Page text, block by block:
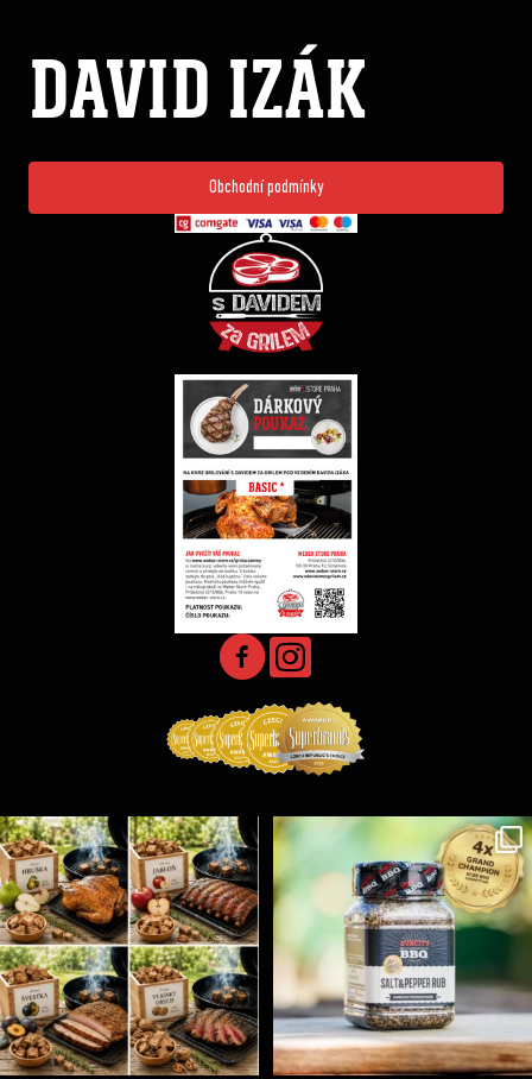
DAVID IZÁK
Obchodní podmínky
Udící špalíky - BORN TO SMOKE - různé druhy k...
5 0
Koření Suncity – autentická BBQ chuť u vás doma!...
1 0